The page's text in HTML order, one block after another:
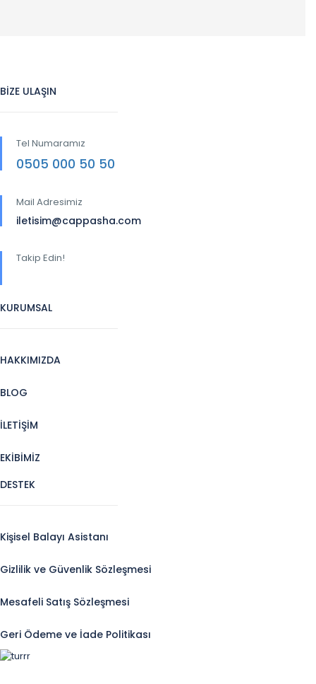
BİZE ULAŞIN
Tel Numaramız
0505 000 50 50
Mail Adresimiz
iletisim@cappasha.com
Takip Edin!
KURUMSAL
HAKKIMIZDA
BLOG
İLETİŞİM
EKİBİMİZ
DESTEK
Kişisel Balayı Asistanı
Gizlilik ve Güvenlik Sözleşmesi
Mesafeli Satış Sözleşmesi
Geri Ödeme ve İade Politikası